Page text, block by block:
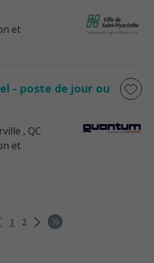
et
- poste de jour ou
, QC
et
1 2